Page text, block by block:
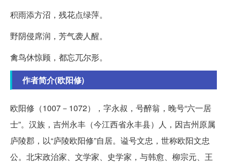
积雨添方沼，残花点绿萍。
野阴侵席润，芳气袭人醒。
禽鸟休惊顾，都忘兀尔形。
作者简介(欧阳修)
欧阳修（1007－1072），字永叔，号醉翁，晚号“六一居
士”。汉族，吉州永丰（今江西省永丰县）人，因吉州原属
庐陵郡，以“庐陵欧阳修”自居。谥号文忠，世称欧阳文忠
公。北宋政治家、文学家、史学家，与韩愈、柳宗元、王